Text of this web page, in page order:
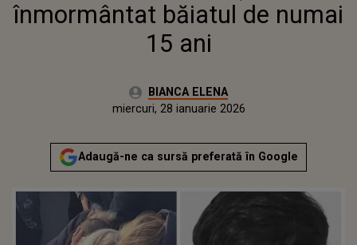
înmormântat băiatul de numai
15 ani
Autor:BIANCA ELENA
miercuri, 28 ianuarie 2026
Actualizat:
miercuri, 28 ianuarie 2026
Adaugă-ne ca sursă preferată în Google